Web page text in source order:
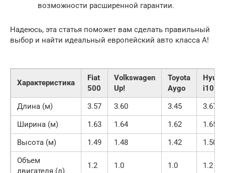
возможности расширенной гарантии.
Надеюсь, эта статья поможет вам сделать правильный
выбор и найти идеальный европейский авто класса А!
Характеристика
Fiat
500
Volkswagen
Up!
Toyota
Aygo
i10
Длина (м)
3.57 3.60 3.45
3.67
Ширина (м)
1.63 1.64 1.62
1.65
Высота (м)
1.49 1.48 1.42
1.50
Объем
двигателя (л)
1.2 1.0 1.0 1.2